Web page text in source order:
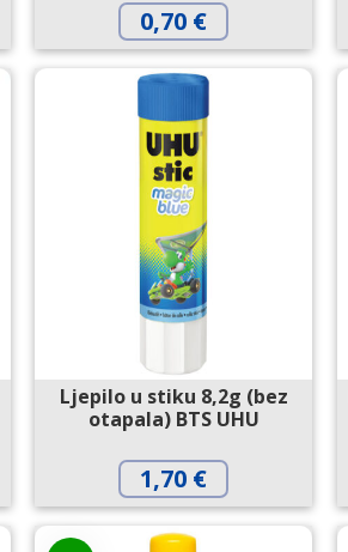
0,70 €
Ljepilo u stiku 8,2g (bez
otapala) BTS UHU
1,70 €